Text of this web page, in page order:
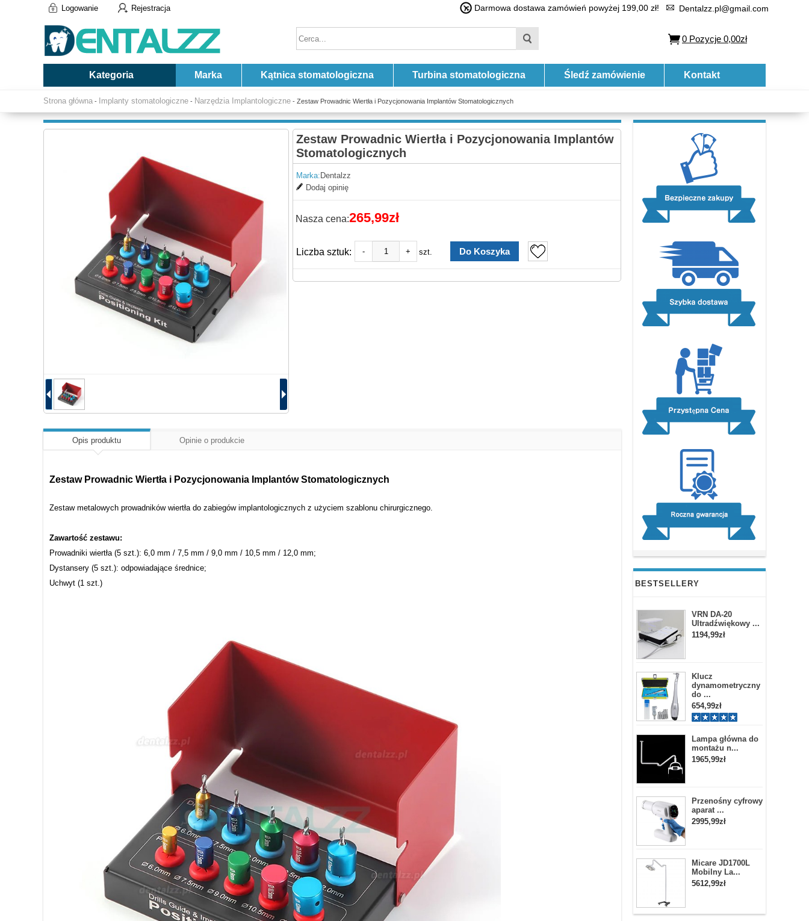
Logowanie Rejestracja Darmowa dostawa zamówień powyżej 199,00 zł! Dentalzz.pl@gmail.com
0 Pozycje 0,00zł
Kategoria Marka Kątnica stomatologiczna Turbina stomatologiczna Śledź zamówienie Kontakt
Strona główna - Implanty stomatologiczne - Narzędzia Implantologiczne - Zestaw Prowadnic Wiertła i Pozycjonowania Implantów Stomatologicznych
BESTSELLERY
VRN DA-20
Ultradźwiękowy ...
1194,99zł
Klucz
dynamometryczny
do ...
654,99zł
Lampa główna do
montażu n...
1965,99zł
Przenośny cyfrowy
aparat ...
2995,99zł
Micare JD1700L
Mobilny La...
5612,99zł
Zestaw Prowadnic Wiertła i Pozycjonowania Implantów
Stomatologicznych
Marka: Dentalzz
Dodaj opinię
Nasza cena:265,99zł
Liczba sztuk: - + szt.
Opis produktu Opinie o produkcie
Zestaw Prowadnic Wiertła i Pozycjonowania Implantów Stomatologicznych
Zestaw metalowych prowadników wiertła do zabiegów implantologicznych z użyciem szablonu chirurgicznego.
Zawartość zestawu:
Prowadniki wiertła (5 szt.): 6,0 mm / 7,5 mm / 9,0 mm / 10,5 mm / 12,0 mm;
Dystansery (5 szt.): odpowiadające średnice;
Uchwyt (1 szt.)